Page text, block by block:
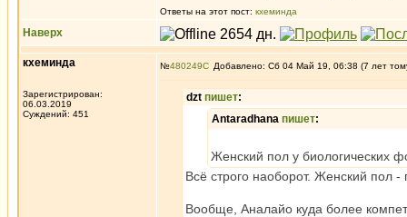
Ответы на этот пост: кхеминда
Наверх
кхеминда
Зарегистрирован:
06.03.2019
Суждений: 451
№480249 Добавлено: Сб 04 Май 19, 06:38 (7 лет
dzt пишет:
Antaradhana пишет:
Женский пол у биологических
Всё строго наоборот. Женский пол
Вообще, Аналайо куда более